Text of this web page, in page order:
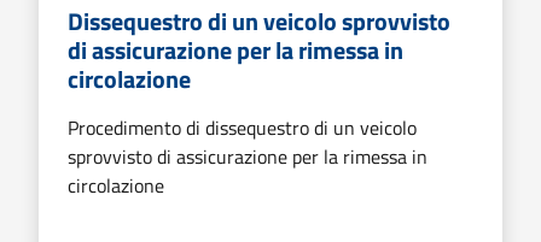
Dissequestro di un veicolo sprovvisto
di assicurazione per la rimessa in
circolazione
Procedimento di dissequestro di un veicolo
sprovvisto di assicurazione per la rimessa in
circolazione